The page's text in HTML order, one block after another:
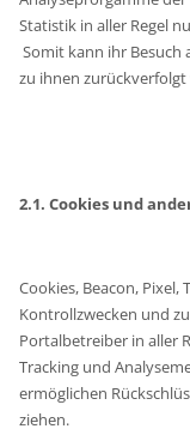
Statistik in aller Regel
Somit kann ihr Besuch
zu ihnen
2.1. Cookies und
Cookies, Beacon,
Kontrollzwecken und
Portalbetreiber in aller
Tracking und
ermöglichen
ziehen.